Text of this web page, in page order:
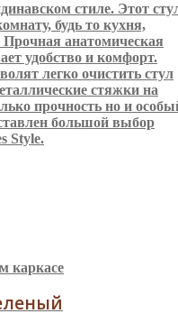
стиле. Этот
будь то кухня,
анатомическая
удобство и комфорт.
легко очистить стул
стяжки на
прочность но и
большой выбор
Style.
каркасе